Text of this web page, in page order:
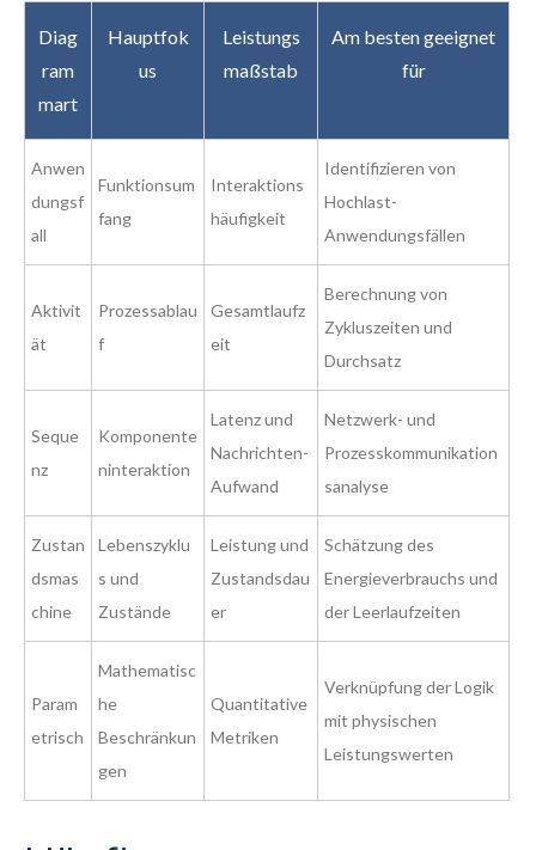
Diag
ram
mart
Hauptfok
us
Leistungs
maßstab
Am besten geeignet
für
Anwen
dungsf
all
Funktionsum
fang
Interaktions
häufigkeit
Identifizieren von
Hochlast-
Anwendungsfällen
Aktivit
ät
Prozessablau
f
Gesamtlaufz
eit
Berechnung von
Zykluszeiten und
Durchsatz
Seque
nz
Komponente
ninteraktion
Latenz und
Nachrichten-
Aufwand
Netzwerk- und
Prozesskommunikation
sanalyse
Zustan
dsmas
chine
Lebenszyklu
s und
Zustände
Leistung und
Zustandsdau
er
Schätzung des
Energieverbrauchs und
der Leerlaufzeiten
Param
etrisch
Mathematisc
he
Beschränkun
gen
Quantitative
Metriken
Verknüpfung der Logik
mit physischen
Leistungswerten